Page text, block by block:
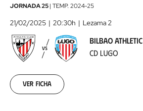
Bilbao
Athletic
-
CD
Lugo2025-
21
JORNADA 25| TEMP. 2024-25
21/02/2025 20:30h Lezama 2
VS
BILBAO ATHLETIC
CD LUGO
Ver ficha